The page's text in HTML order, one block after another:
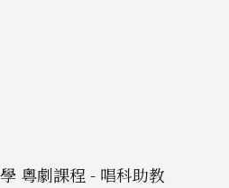
粵劇課程 - 唱科助教